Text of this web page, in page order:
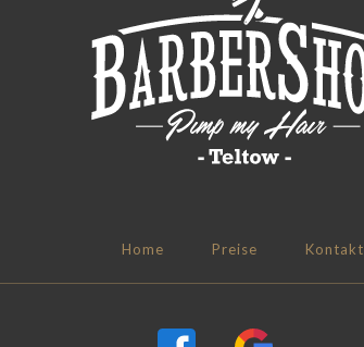
Home Preise Kontakt